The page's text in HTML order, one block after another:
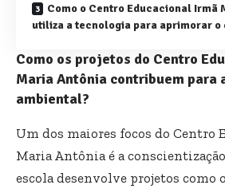
Como o Centro Educacional Irmã
utiliza a tecnologia para aprimorar o
Como os projetos do Centro
Maria Antônia contribuem para
ambiental?
Um dos maiores focos do Centro
Maria Antônia é a
escola desenvolve projetos como o